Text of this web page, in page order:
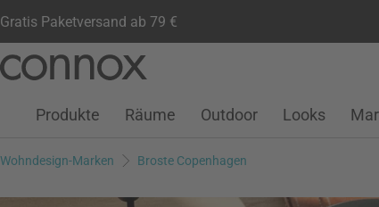
Gratis Paketversand ab 79 €
Seiteninhalt
Suchfeld
Kundenkonto
Wunschliste
Warenkorb
Produkte Räume Outdoor Looks
Wohndesign-Marken Broste Copenhagen